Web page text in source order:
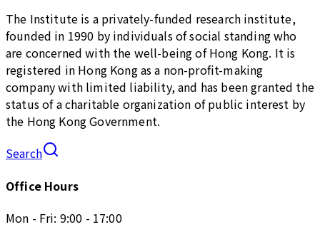
The Institute is a privately-funded research institute,
founded in 1990 by individuals of social standing who
are concerned with the well-being of Hong Kong. It is
registered in Hong Kong as a non-profit-making
company with limited liability, and has been granted the
status of a charitable organization of public interest by
the Hong Kong Government.
Search
Office Hours
Mon - Fri: 9:00 - 17:00